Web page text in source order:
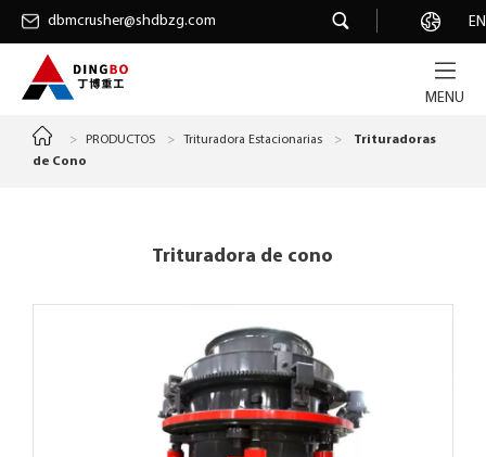
EN
dbmcrusher@shdbzg.com
MENU
dbmcrusher@shdbzg.com Carrera
> PRODUCTOS > Trituradora Estacionarias >
Trituradoras
de Cono
Trituradora de cono